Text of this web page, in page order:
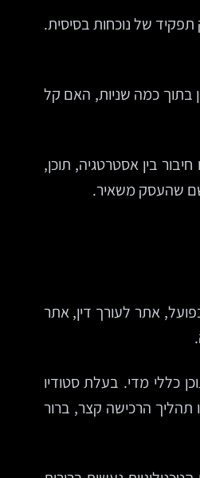
של נוכחות בסיסית.
בתוך כמה שניות, האם קל
בין אסטרטגיה, תוכן,
שהעסק משאיר.
אתר לעורך דין, אתר
כללי מדי. בעלת סטודיו
תהליך הרכישה קצר, ברור